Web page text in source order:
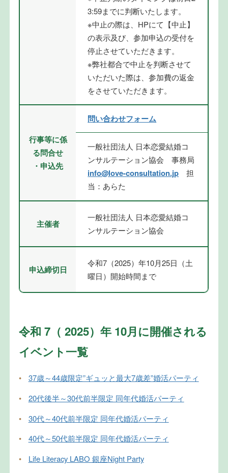
3:59までに判断いたします。
※中止の際は、HPにて【中止】
の表示及び、参加申込の受付を
停止させていただきます。
※弊社都合で中止を判断させて
いただいた際は、参加費の返金
をさせていただきます。
行事等に係
る問合せ
・申込先
問い合わせフォーム
一般社団法人 日本恋愛結婚コ
ンサルテーション協会 事務局
info@love-consultation.jp 担
当：あらた
主催者
一般社団法人 日本恋愛結婚コ
ンサルテーション協会
申込締切日
令和7（2025）年10月25日（土
曜日）開始時間まで
令和 7（ 2025）年 10月に開催される
イベント一覧
•
37歳～44歳限定”ギュッと最大7歳差”婚活パーティ
•
20代後半～30代前半限定 同年代婚活パーティ
•
30代～40代前半限定 同年代婚活パーティ
•
40代～50代前半限定 同年代婚活パーティ
•
Life Literacy LABO 銀座Night Party